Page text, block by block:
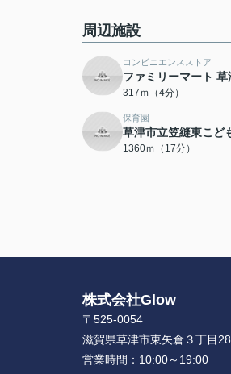
周辺施設
コンビニエンスストア
ファミリーマート
317ｍ（4分）
保育園
草津市立笠縫東こど
1360ｍ（17分）
株式会社Glow
〒525-0054
滋賀県草津市東矢倉３丁目
営業時間： 10:00～19:00